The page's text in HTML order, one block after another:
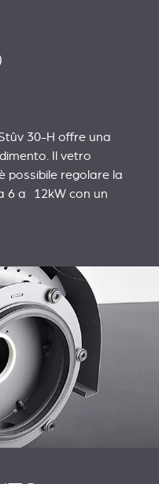
30-H offre una
Il vetro
possibile regolare la
6 a 12kW con un